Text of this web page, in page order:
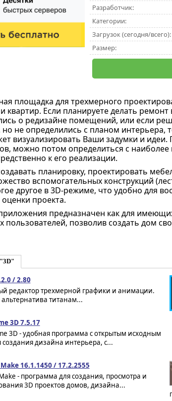
Разработчик:
Категории:
Загрузок (сегодня/всего):
Размер:
площадка для трехмерного
квартир. Если планируете делать
о редизайне помещений, или если
не определились с планом интерьера,
визуализировать Ваши задумки и идеи.
можно потом определиться с
к его реализации.
планировку, проектировать
вспомогательных конструкций
другое в 3D-режиме, что удобно для
проекта.
предназначен как для
пользователей, позволив создать дом
/ 2.80
редактор трехмерной графики и анимации.
титанам...
3D 7.5.17
3D - удобная программа с открытым исходным
создания дизайна интерьера, с...
16.1.1450 / 17.2.2555
- программа для создания, просмотра и
3D проектов домов, дизайна...